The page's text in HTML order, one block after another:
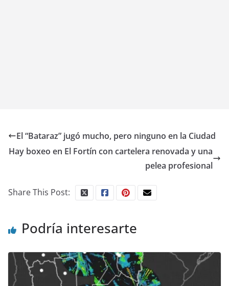
El “Bataraz” jugó mucho, pero ninguno en la Ciudad
Hay boxeo en El Fortín con cartelera renovada y una
pelea profesional
Share This Post:
Podría interesarte